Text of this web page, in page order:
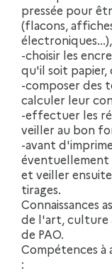
pressée pour
(flacons,
électroniques...),
-choisir les
qu'il soit
-composer des
calculer leur
-effectuer les
veiller au bon
-avant
éventuellement
et veiller
tirages.
Connaissances
de l'art, culture
de PAO.
Compétences
: